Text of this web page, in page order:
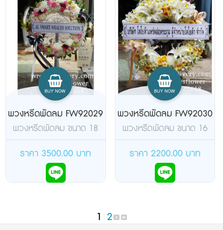
พวงหรีดพัดลม FW92029
พวงหรีดพัดลม ขนาด 18
นิ้ว แบบสไลด์ จัดอกไม้เต็ม
วง ดอกไม้สด(ยี่ห้อฮาตาริ)
ราคา 3500.00 บาท
พวงหรีดพัดลม FW92030
พวงหรีดพัดลม ขนาด 16
นิ้ว แบบตั้งโต๊ะ จัดอกไม้เต็ม
วง ดอกไม้สด
ราคา 2200.00 บาท
1 2